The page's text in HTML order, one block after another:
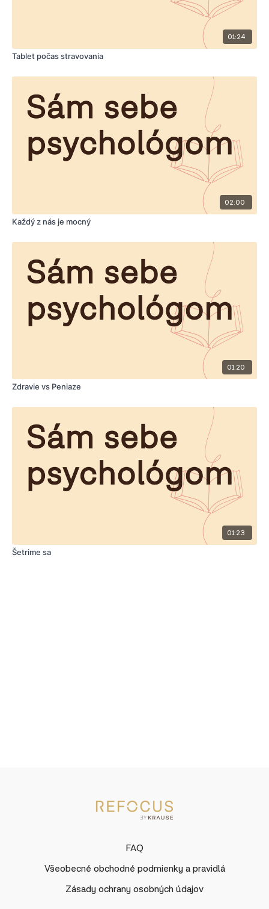
01:24
Tablet počas stravovania
02:00
Každý z nás je mocný
01:20
Zdravie vs Peniaze
01:23
Šetrime sa
FAQ
Všeobecné obchodné podmienky a pravidlá
Zásady ochrany osobných údajov